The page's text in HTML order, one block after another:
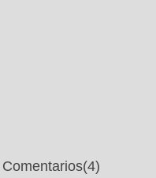
Comentarios(4)